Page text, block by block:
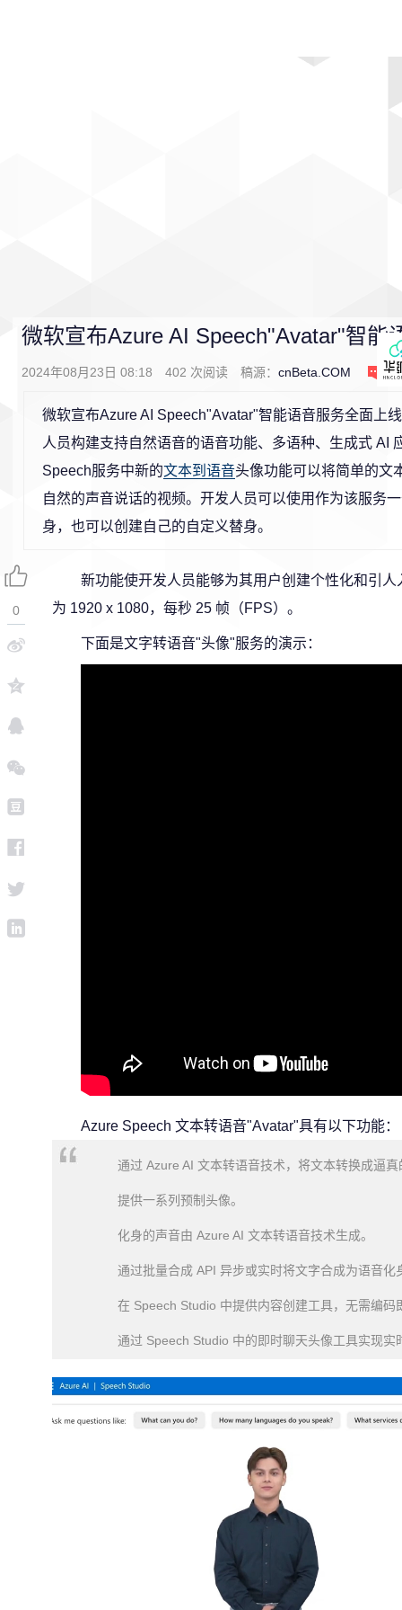
微软宣布Azure AI Speech"Avatar"智能
2024年08月23日 08:18 402 次阅读 稿源： cnBeta.COM 0
微软宣布Azure AI Speech"Avatar"智能语音服务全面上
人员构建支持自然语音的语音功能、多语种、生成式 AI
Speech服务中新的文本到语音头像功能可以将简单的文
自然的声音说话的视频。开发人员可以使用作为该服务
身，也可以创建自己的自定义替身。
新功能使开发人员能够为其用户创建个性化和引
为 1920 x 1080，每秒 25 帧（FPS）。
下面是文字转语音"头像"服务的演示：
Azure Speech 文本转语音"Avatar"具有以下功能：
通过 Azure AI 文本转语音技术，将文本转换成逼
提供一系列预制头像。
化身的声音由 Azure AI 文本转语音技术生成。
通过批量合成 API 异步或实时将文字合成为语音化
在 Speech Studio 中提供内容创建工具，无需编码
通过 Speech Studio 中的即时聊天头像工具实现实
0